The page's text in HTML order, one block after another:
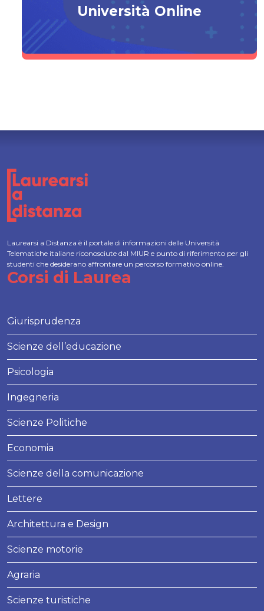
Università Online
Laurearsi a Distanza è il portale di informazioni delle Università
Telematiche italiane riconosciute dal MIUR e punto di riferimento per gli
studenti che desiderano affrontare un percorso formativo online.
Corsi di Laurea
Giurisprudenza
Scienze dell’educazione
Psicologia
Ingegneria
Scienze Politiche
Economia
Scienze della comunicazione
Lettere
Architettura e Design
Scienze motorie
Agraria
Scienze turistiche